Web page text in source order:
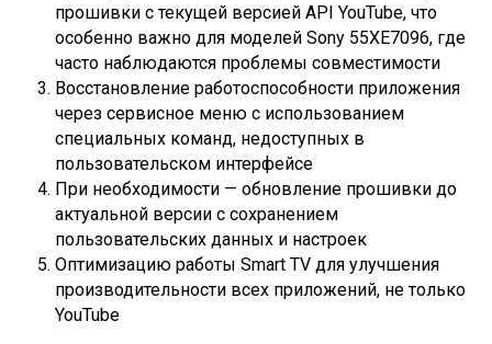
прошивки с текущей версией API YouTube, что
особенно важно для моделей Sony 55XE7096, где
часто наблюдаются проблемы совместимости
Восстановление работоспособности приложения
через сервисное меню с использованием
специальных команд, недоступных в
пользовательском интерфейсе
При необходимости — обновление прошивки до
актуальной версии с сохранением
пользовательских данных и настроек
Оптимизацию работы Smart TV для улучшения
производительности всех приложений, не только
YouTube